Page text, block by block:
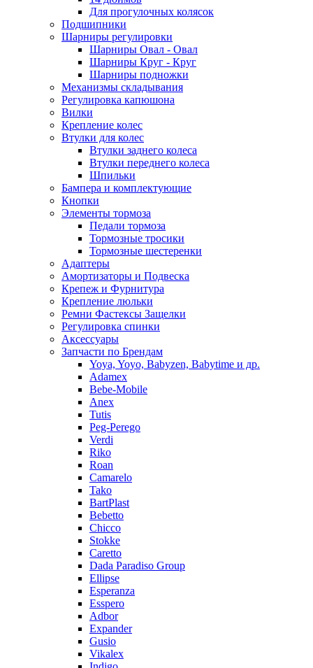
Для прогулочных колясок
Подшипники
Шарниры регулировки
Шарниры Овал - Овал
Шарниры Круг - Круг
Шарниры подножки
Механизмы складывания
Регулировка капюшона
Вилки
Крепление колес
Втулки для колес
Втулки заднего колеса
Втулки переднего колеса
Шпильки
Бампера и комплектующие
Кнопки
Элементы тормоза
Педали тормоза
Тормозные тросики
Тормозные шестеренки
Адаптеры
Амортизаторы и Подвеска
Крепеж и Фурнитура
Крепление люльки
Ремни Фастексы Защелки
Регулировка спинки
Аксессуары
Запчасти по Брендам
Yoya, Yoyo, Babyzen, Babytime и др.
Adamex
Bebe-Mobile
Anex
Tutis
Peg-Perego
Verdi
Riko
Roan
Camarelo
Tako
BartPlast
Bebetto
Chicco
Stokke
Caretto
Dada Paradiso Group
Ellipse
Esperanza
Esspero
Adbor
Expander
Gusio
Vikalex